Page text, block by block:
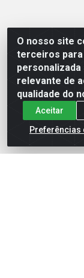
O nosso site
terceiros
relevante de
qualidade do
Aceitar
Preferências